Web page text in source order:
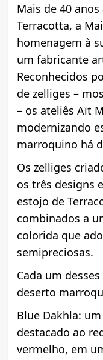
Mais de 40
Terracotta, a
homenagem à
um fabricante
Reconhecidos
de zelliges –
– os ateliês Aït
modernizando
marroquino há
Os zelliges
os três designs
estojo de
combinados a
colorida que
semipreciosas.
Cada um
deserto
Blue Dakhla:
destacado ao
vermelho, em